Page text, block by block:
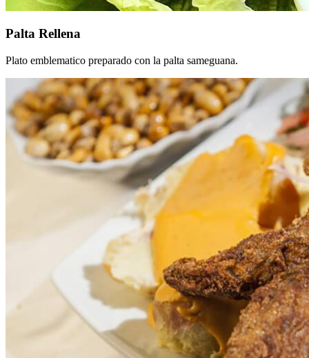
Palta Rellena
Plato emblematico preparado con la palta sameguana.